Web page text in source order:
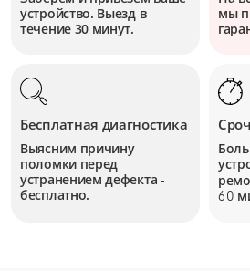
устройство. Выезд в
течение 30 минут.
мы
Бесплатная диагностика
Выясним причину
поломки перед
устранением дефекта -
бесплатно.
60